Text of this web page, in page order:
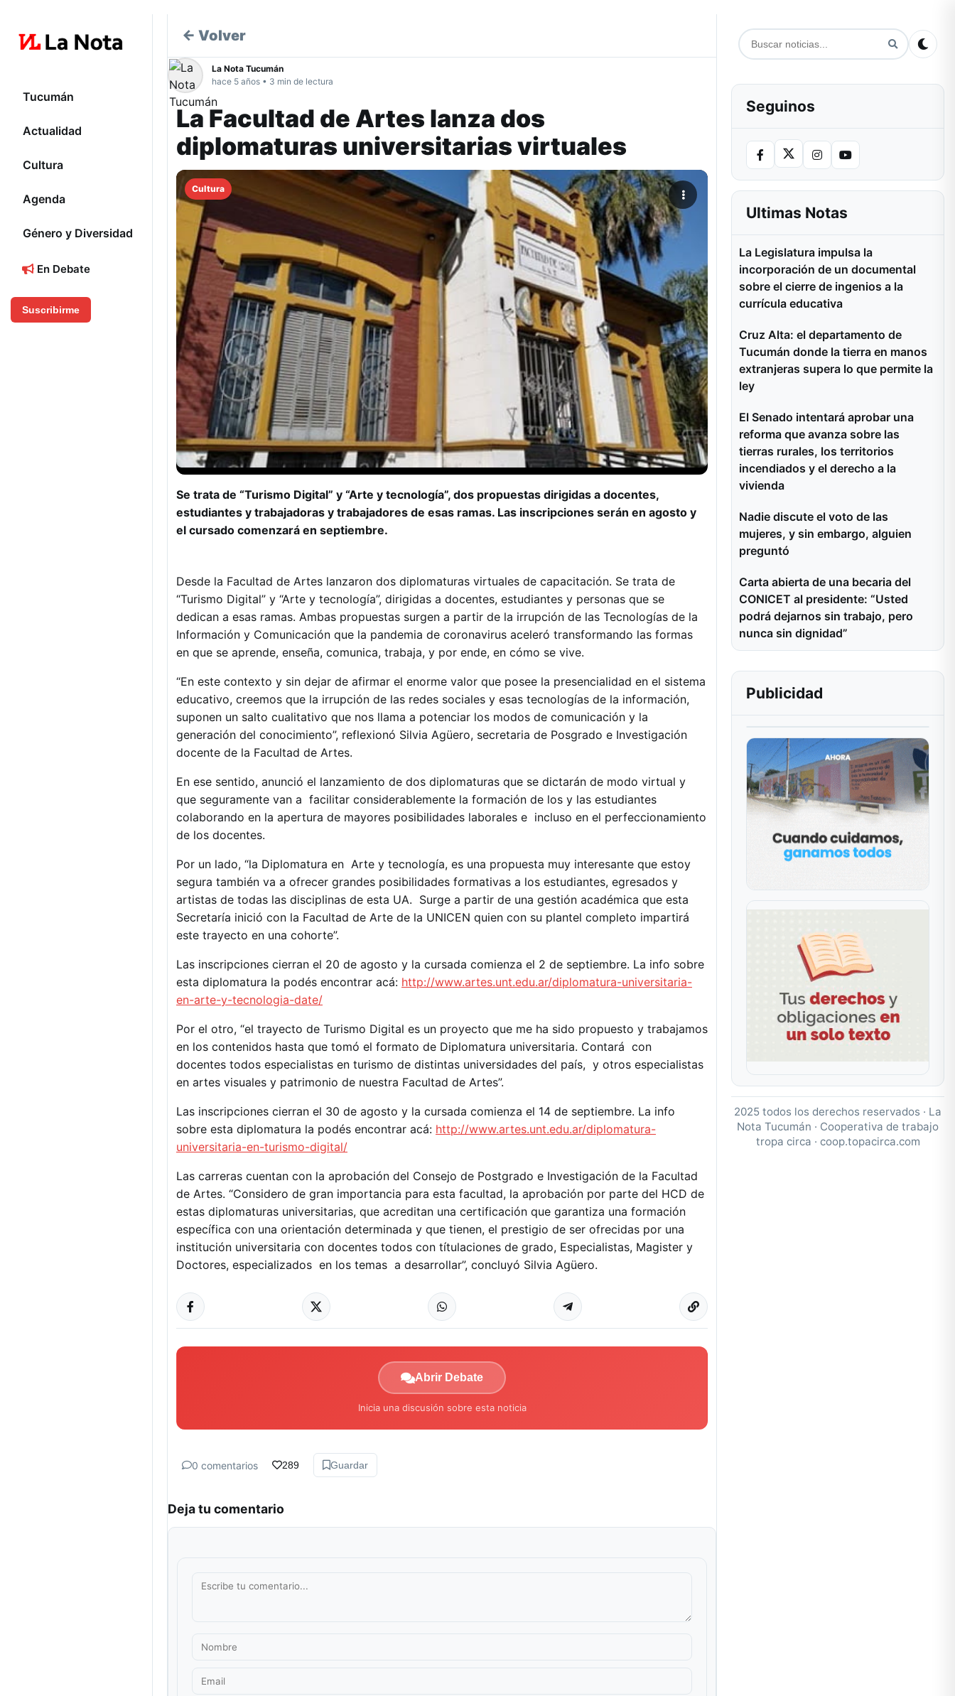
Tucumán
Actualidad
Cultura
Agenda
Género y Diversidad
En Debate
Suscribirme
← Volver
La Nota Tucumán
hace 5 años • 3 min de lectura
La Facultad de Artes lanza dos
diplomaturas universitarias virtuales
Cultura
Se trata de “Turismo Digital” y “Arte y tecnología”, dos propuestas dirigidas a docentes,
estudiantes y trabajadoras y trabajadores de esas ramas. Las inscripciones serán en agosto y
el cursado comenzará en septiembre.
Desde la Facultad de Artes lanzaron dos diplomaturas virtuales de capacitación. Se trata de
“Turismo Digital” y “Arte y tecnología”, dirigidas a docentes, estudiantes y personas que se
dedican a esas ramas. Ambas propuestas surgen a partir de la irrupción de las Tecnologías de la
Información y Comunicación que la pandemia de coronavirus aceleró transformando las formas
en que se aprende, enseña, comunica, trabaja, y por ende, en cómo se vive.
“En este contexto y sin dejar de afirmar el enorme valor que posee la presencialidad en el sistema
educativo, creemos que la irrupción de las redes sociales y esas tecnologías de la información,
suponen un salto cualitativo que nos llama a potenciar los modos de comunicación y la
generación del conocimiento”, reflexionó Silvia Agüero, secretaria de Posgrado e Investigación
docente de la Facultad de Artes.
En ese sentido, anunció el lanzamiento de dos diplomaturas que se dictarán de modo virtual y
que seguramente van a facilitar considerablemente la formación de los y las estudiantes
colaborando en la apertura de mayores posibilidades laborales e incluso en el perfeccionamiento
de los docentes.
Por un lado, “la Diplomatura en Arte y tecnología, es una propuesta muy interesante que estoy
segura también va a ofrecer grandes posibilidades formativas a los estudiantes, egresados y
artistas de todas las disciplinas de esta UA. Surge a partir de una gestión académica que esta
Secretaría inició con la Facultad de Arte de la UNICEN quien con su plantel completo impartirá
este trayecto en una cohorte”.
Las inscripciones cierran el 20 de agosto y la cursada comienza el 2 de septiembre. La info sobre
esta diplomatura la podés encontrar acá: http://www.artes.unt.edu.ar/diplomatura-universitaria-
en-arte-y-tecnologia-date/
Por el otro, “el trayecto de Turismo Digital es un proyecto que me ha sido propuesto y trabajamos
en los contenidos hasta que tomó el formato de Diplomatura universitaria. Contará con
docentes todos especialistas en turismo de distintas universidades del país, y otros especialistas
en artes visuales y patrimonio de nuestra Facultad de Artes”.
Las inscripciones cierran el 30 de agosto y la cursada comienza el 14 de septiembre. La info
sobre esta diplomatura la podés encontrar acá: http://www.artes.unt.edu.ar/diplomatura-
universitaria-en-turismo-digital/
Las carreras cuentan con la aprobación del Consejo de Postgrado e Investigación de la Facultad
de Artes. “Considero de gran importancia para esta facultad, la aprobación por parte del HCD de
estas diplomaturas universitarias, que acreditan una certificación que garantiza una formación
específica con una orientación determinada y que tienen, el prestigio de ser ofrecidas por una
institución universitaria con docentes todos con títulaciones de grado, Especialistas, Magister y
Doctores, especializados en los temas a desarrollar”, concluyó Silvia Agüero.
Abrir Debate
Inicia una discusión sobre esta noticia
0 comentarios 289 Guardar
Deja tu comentario
Seguinos
Ultimas Notas
La Legislatura impulsa la
incorporación de un documental
sobre el cierre de ingenios a la
currícula educativa
Cruz Alta: el departamento de
Tucumán donde la tierra en manos
extranjeras supera lo que permite la
ley
El Senado intentará aprobar una
reforma que avanza sobre las
tierras rurales, los territorios
incendiados y el derecho a la
vivienda
Nadie discute el voto de las
mujeres, y sin embargo, alguien
preguntó
Carta abierta de una becaria del
CONICET al presidente: “Usted
podrá dejarnos sin trabajo, pero
nunca sin dignidad”
Publicidad
2025 todos los derechos reservados · La
Nota Tucumán · Cooperativa de trabajo
tropa circa · coop.topacirca.com